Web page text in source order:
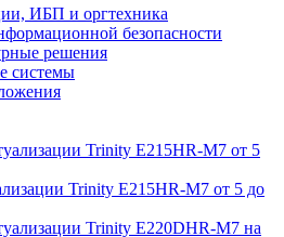
ИБП и оргтехника
безопасности
решения
системы
Trinity E215HR-M7 от 5 до